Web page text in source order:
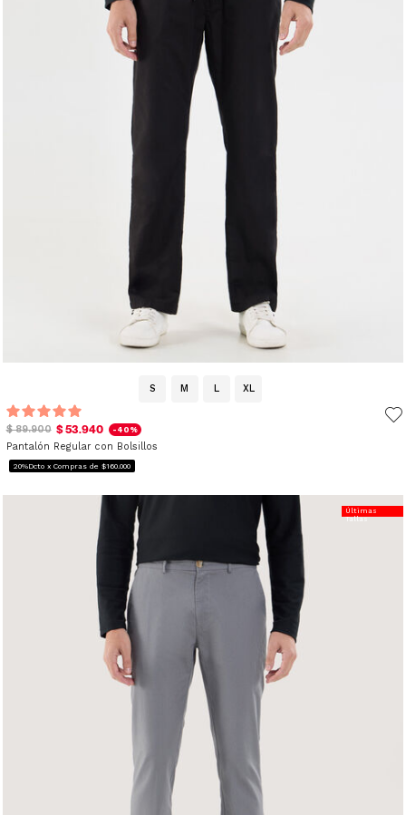
S M L XL
$ 89.900 $ 53.940 -40%
Pantalón Regular con Bolsillos
20%Dcto x Compras de $160.000
Últimas
Tallas